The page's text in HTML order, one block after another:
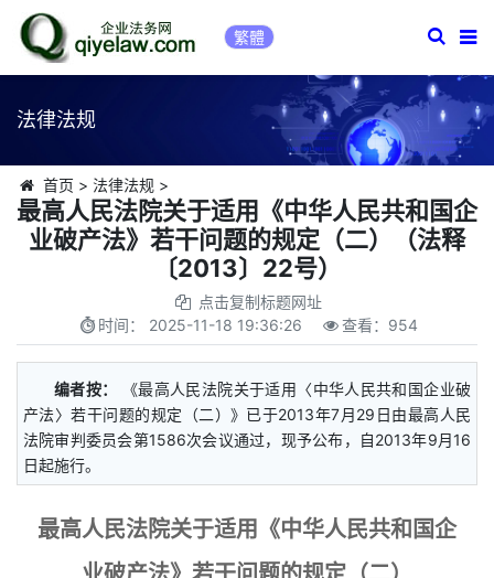
繁體
法律法规
首页 > 法律法规 >
最高人民法院关于适用《中华人民共和国企
业破产法》若干问题的规定（二）（法释
〔2013〕22号）
点击复制标题网址
时间： 2025-11-18 19:36:26 查看： 954
编者按：
《最高人民法院关于适用〈中华人民共和国企业破
产法〉若干问题的规定（二）》已于2013年7月29日由最高人民
法院审判委员会第1586次会议通过，现予公布，自2013年9月16
日起施行。
最高人民法院关于适用《中华人民共和国企